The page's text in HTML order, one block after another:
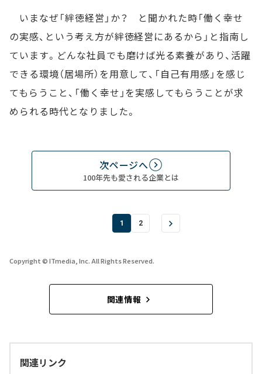
いまなぜ「絆徳経営」か？ と聞かれた時「働く幸せ
の実感、という考え方が絆徳経営にあるから」と指南し
ています。どんな社員でも磨けば光る素養があり、活躍
できる環境（居場所）を用意して、「自己有用感」を感じ
てもらうこと、「働く幸せ」を実感してもらうことが求
められる時代となりました。
次ページへ
100年先も愛される企業とは
1 2
Copyright © ITmedia, Inc. All Rights Reserved.
関連情報
関連リンク